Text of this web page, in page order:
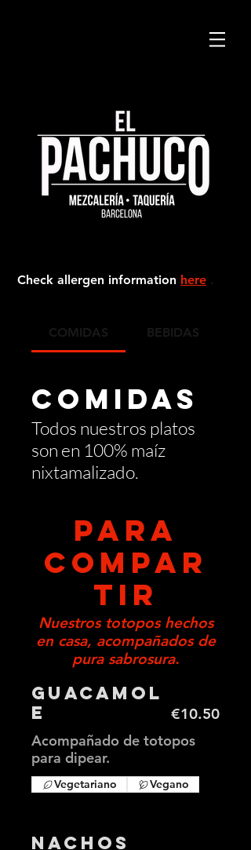
Check allergen information here .
COMIDAS BEBIDAS
COMIDAS
Todos nuestros platos
son en 100% maíz
nixtamalizado.
PARA
COMPAR
TIR
Nuestros totopos hechos
en casa, acompañados de
pura sabrosura.
Guacamol
e
Acompañado de totopos
para dipear.
€10.50
Vegetariano Vegano
Nachos